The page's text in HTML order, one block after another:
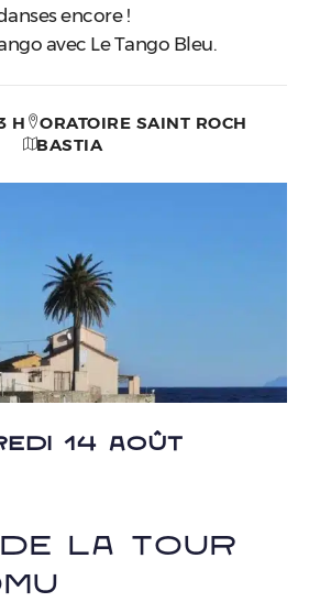
encore !
avec Le Tango Bleu.
H
ORATOIRE SAINT ROCH
BASTIA
14 AOÛT
de la tour